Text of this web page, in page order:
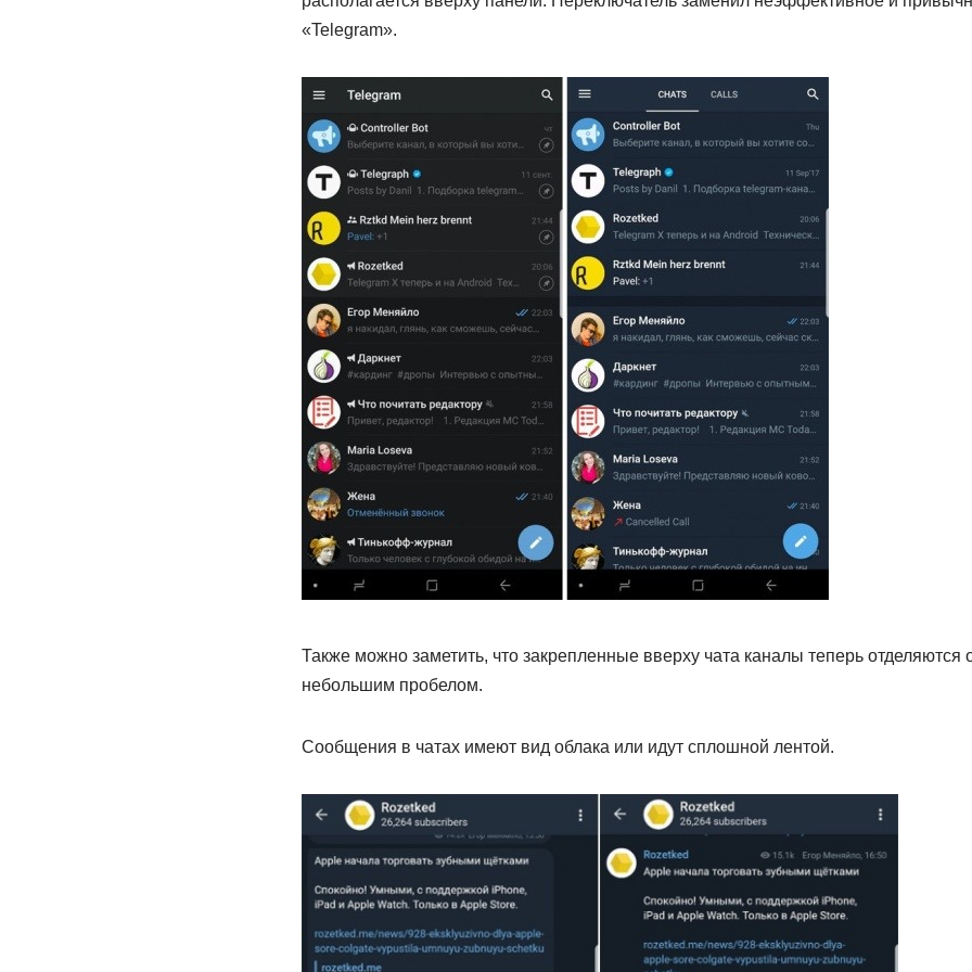
«Telegram».
Также можно заметить, что закрепленные вверху чата каналы теперь отделяются
небольшим пробелом.
Сообщения в чатах имеют вид облака или идут сплошной лентой.